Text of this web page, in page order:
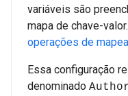
variáveis são
mapa de chave-
operações de
Essa configuração
denominado